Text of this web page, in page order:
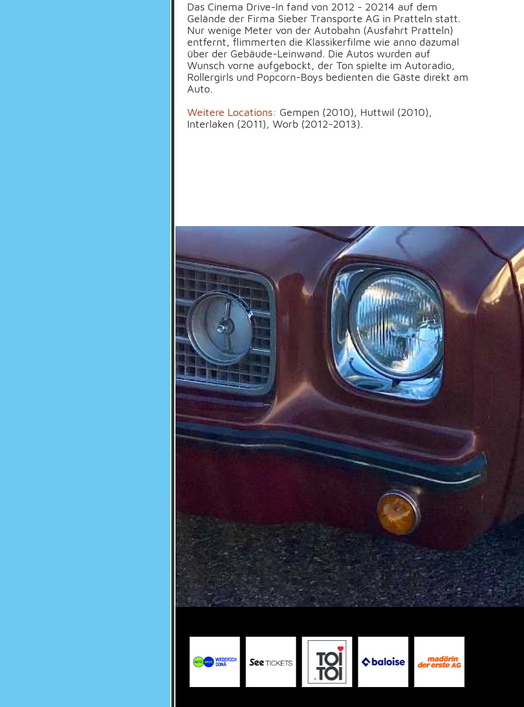
Das Cinema Drive-In fand von 2012 - 20214 auf dem
Gelände der Firma Sieber Transporte AG in Pratteln statt.
Nur wenige Meter von der Autobahn (Ausfahrt Pratteln)
entfernt, flimmerten die Klassikerfilme wie anno dazumal
über der Gebäude-Leinwand. Die Autos wurden auf
Wunsch vorne aufgebockt, der Ton spielte im Autoradio,
Rollergirls und Popcorn-Boys bedienten die Gäste direkt am
Auto.
Weitere Locations: Gempen (2010), Huttwil (2010),
Interlaken (2011), Worb (2012-2013).